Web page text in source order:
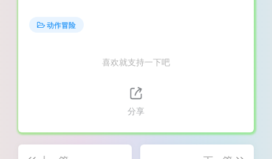
动作冒险
喜欢就支持一下吧
分享